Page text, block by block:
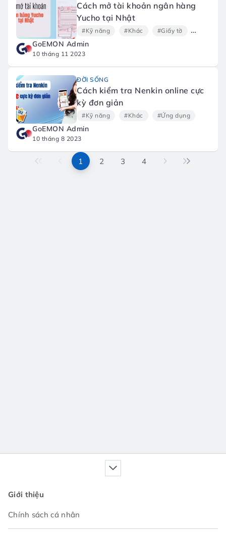
Cách mở tài khoản ngân hàng
Yucho tại Nhật
#Kỹ năng #Khác #Giấy tờ
GoEMON Admin
10 tháng 11 2023
ĐỜI SỐNG
Cách kiểm tra Nenkin online cực
kỳ đơn giản
#Kỹ năng #Khác #Ứng dụng
GoEMON Admin
10 tháng 8 2023
1 2 3 4
Giới thiệu
Chính sách cá nhân